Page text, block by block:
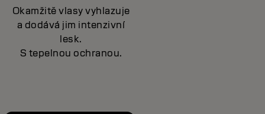
Okamžitě vlasy vyhlazuje
a dodává jim intenzivní
lesk.
S tepelnou ochranou.